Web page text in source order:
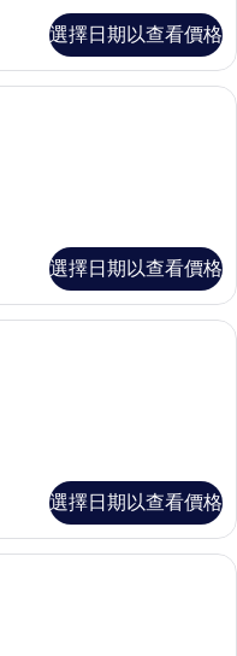
選擇日期以查看價格
加層、迷你吧、客房內保險箱、書
選擇日期以查看價格
加層、迷你吧、客房內保險箱、書
選擇日期以查看價格
加層、迷你吧、客房內保險箱、書